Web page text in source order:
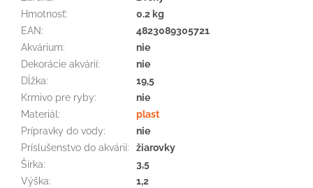
Hmotnosť:
0.2 kg
EAN:
4823089305721
Akvárium:
nie
Dekorácie akvárií:
nie
Dĺžka:
19,5
Krmivo pre ryby:
nie
Materiál :
plast
Prípravky do vody:
nie
Príslušenstvo do akvárií:
žiarovky
Šírka:
3,5
Výška: 1,2